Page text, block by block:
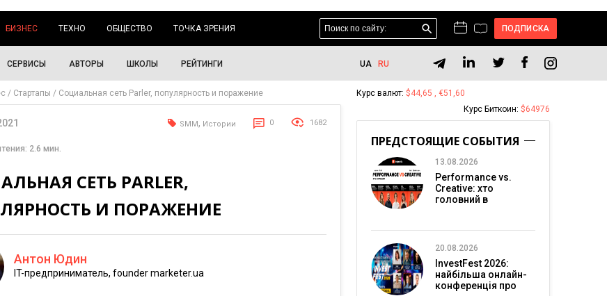
БИЗНЕС ТЕХНО ОБЩЕСТВО ТОЧКА ЗРЕНИЯ ПОДПИСКА
СЕРВИСЫ АВТОРЫ ШКОЛЫ РЕЙТИНГИ UA RU
Стартапы Социальная сеть Parler, популярность и поражение
SMM, Истории 0 1682
2.6 мин.
СЕТЬ PARLER,
И ПОРАЖЕНИЕ
Антон Юдин
IT-предприниматель, founder marketer.ua
Курс валют: $44,65 , €51,60
Курс Биткоин: $64976
ПРЕДСТОЯЩИЕ СОБЫТИЯ
13.08.2026
Performance vs.
Creative: хто
головний в
20.08.2026
InvestFest 2026:
найбільша онлайн-
конференція про